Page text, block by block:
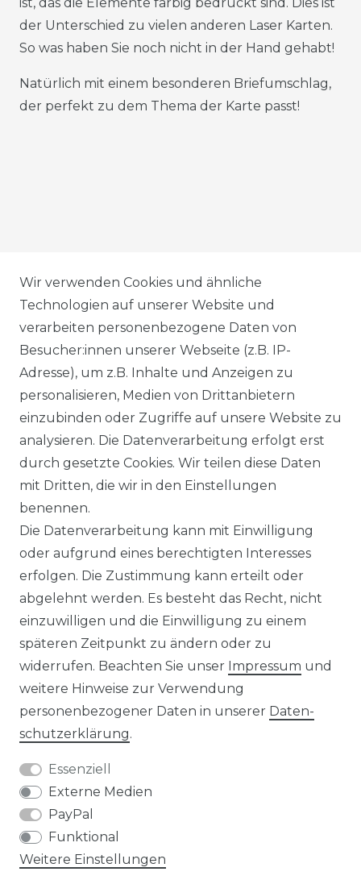
der Unterschied zu vielen anderen Laser Karten.
So was haben Sie noch nicht in der Hand gehabt!
Natürlich mit einem besonderen Briefumschlag,
der perfekt zu dem Thema der Karte passt!
AGB
DATENSCHUTZERKLÄRUNG
WIDERRUFSRECHT
IMPRESSUM
KONTAKT
Unsere Zahlungsmöglichkeiten
Wir versenden mit
Wir verwenden Cookies und ähnliche
Technologien auf unserer Website und
verarbeiten personenbezogene Daten von
Besucher:innen unserer Webseite (z.B. IP-
Adresse), um z.B. Inhalte und Anzeigen zu
personalisieren, Medien von Drittanbietern
einzubinden oder Zugriffe auf unsere Website zu
analysieren. Die Datenverarbeitung erfolgt erst
durch gesetzte Cookies. Wir teilen diese Daten
mit Dritten, die wir in den Einstellungen
benennen.
Die Datenverarbeitung kann mit Einwilligung
oder aufgrund eines berechtigten Interesses
erfolgen. Die Zustimmung kann erteilt oder
abgelehnt werden. Es besteht das Recht, nicht
einzuwilligen und die Einwilligung zu einem
späteren Zeitpunkt zu ändern oder zu
widerrufen. Beachten Sie unser Impressum und
weitere Hinweise zur Verwendung
personenbezogener Daten in unserer Daten­
schutz­erklärung.
Essenziell
Externe Medien
PayPal
Funktional
Weitere Einstellungen